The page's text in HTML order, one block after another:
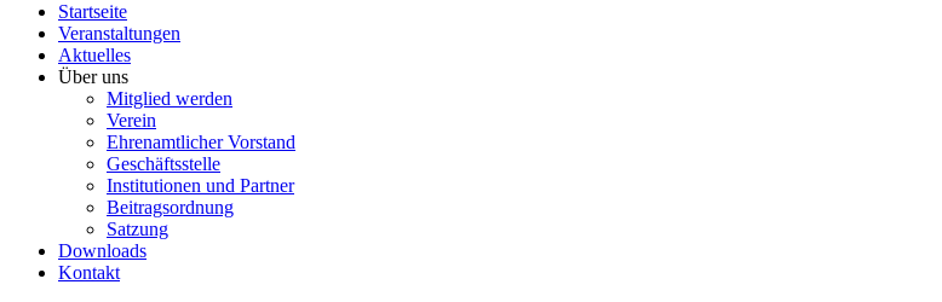
Startseite
Veranstaltungen
Aktuelles
Über uns
Mitglied werden
Verein
Ehrenamtlicher Vorstand
Geschäftsstelle
Institutionen und Partner
Beitragsordnung
Satzung
Downloads
Kontakt